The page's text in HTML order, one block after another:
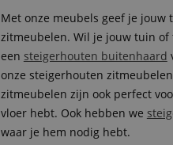
Met onze meubels geef je jouw
zitmeubelen. Wil je jouw tuin of
een steigerhouten buitenhaard
onze steigerhouten
zitmeubelen zijn ook perfect
vloer hebt. Ook hebben we
waar je hem nodig hebt.